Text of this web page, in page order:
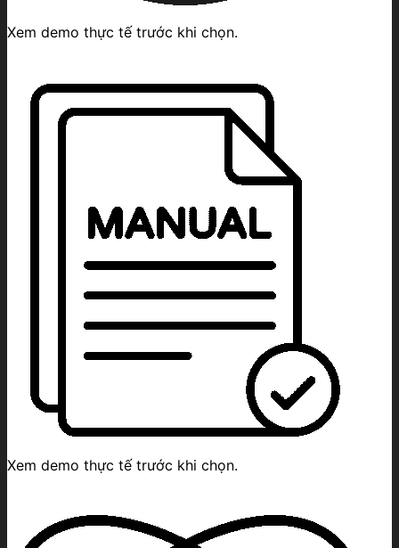
Xem demo thực tế trước khi chọn.
Xem demo thực tế trước khi chọn.